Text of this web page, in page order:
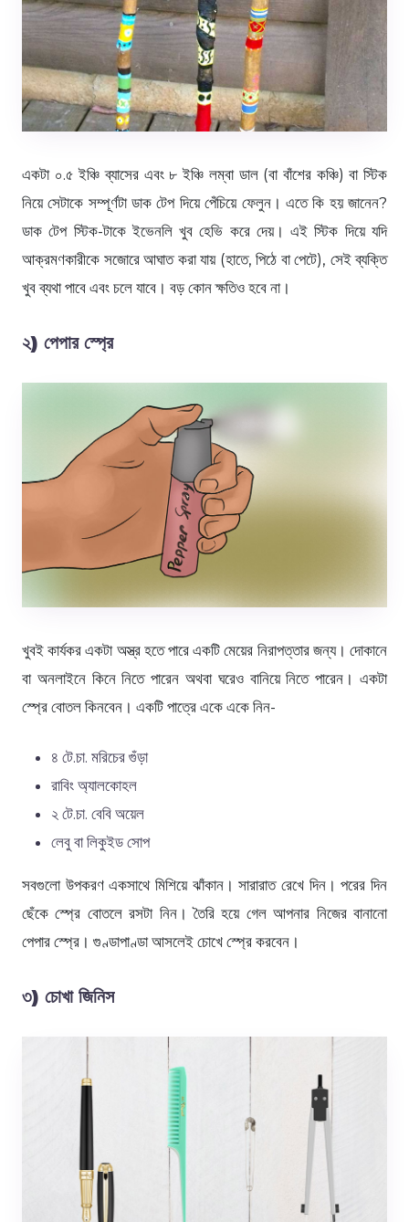
একটা ০.৫ ইঞ্চি ব্যাসের এবং ৮ ইঞ্চি লম্বা ডাল (বা বাঁশের কঞ্চি) বা স্টিক
নিয়ে সেটাকে সম্পূর্ণটা ডাক টেপ দিয়ে পেঁচিয়ে ফেলুন। এতে কি হয় জানেন?
ডাক টেপ স্টিক-টাকে ইভেনলি খুব হেভি করে দেয়। এই স্টিক দিয়ে যদি
আক্রমণকারীকে সজোরে আঘাত করা যায় (হাতে, পিঠে বা পেটে), সেই ব্যক্তি
খুব ব্যথা পাবে এবং চলে যাবে। বড় কোন ক্ষতিও হবে না।
২) পেপার স্প্রে
খুবই কার্যকর একটা অস্ত্র হতে পারে একটি মেয়ের নিরাপত্তার জন্য। দোকানে
বা অনলাইনে কিনে নিতে পারেন অথবা ঘরেও বানিয়ে নিতে পারেন। একটা
স্প্রে বোতল কিনবেন। একটি পাত্রে একে একে নিন-
৪ টে.চা. মরিচের গুঁড়া
রাবিং অ্যালকোহল
২ টে.চা. বেবি অয়েল
লেবু বা লিকুইড সোপ
সবগুলো উপকরণ একসাথে মিশিয়ে ঝাঁকান। সারারাত রেখে দিন। পরের দিন
ছেঁকে স্প্রে বোতলে রসটা নিন। তৈরি হয়ে গেল আপনার নিজের বানানো
পেপার স্প্রে। গুণ্ডাপাণ্ডা আসলেই চোখে স্প্রে করবেন।
৩) চোখা জিনিস